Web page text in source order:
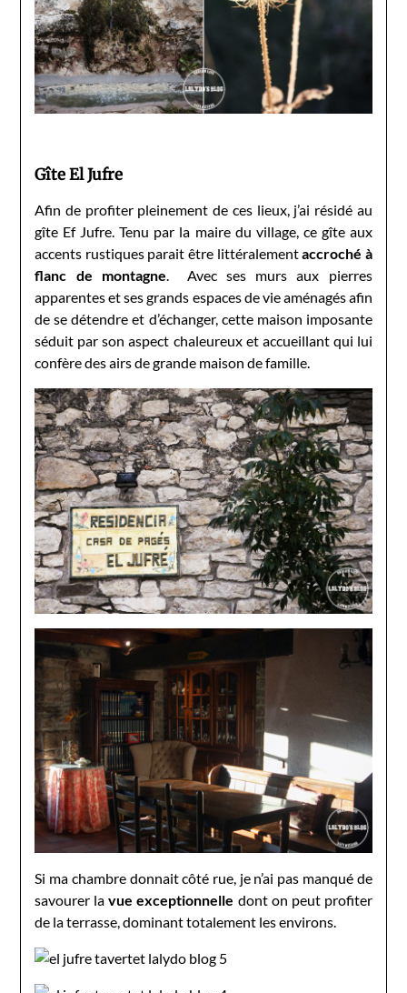
Gîte El Jufre
Afin de profiter pleinement de ces lieux, j’ai résidé au
gîte Ef Jufre. Tenu par la maire du village, ce gîte aux
accents rustiques parait être littéralementaccroché à
flanc de montagne. Avec ses murs aux pierres
apparentes et ses grands espaces de vie aménagés afin
de se détendre et d’échanger, cette maison imposante
séduit par son aspect chaleureux et accueillant qui lui
confère des airs de grande maison de famille.
Si ma chambre donnait côté rue, je n’ai pas manqué de
savourer lavue exceptionnelle dont on peut profiter
de la terrasse, dominant totalement les environs.